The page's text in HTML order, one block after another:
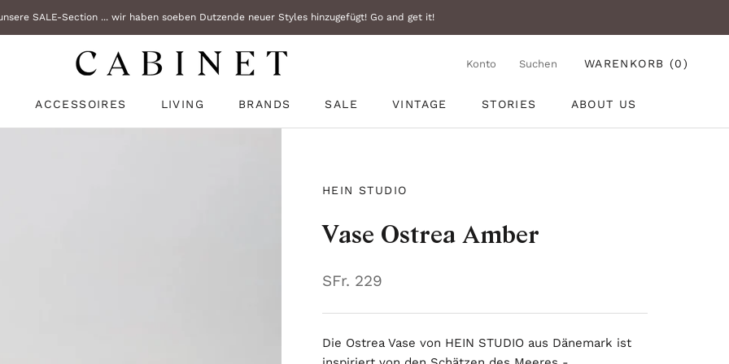
SALE-Section ... wir haben soeben Dutzende neuer Styles hinzugefügt! Go and get it!
ACCESSOIRES LIVING BRANDS
SALE
VINTAGE
STORIES
ABOUT US
Konto Suchen WARENKORB (0)
HEIN STUDIO
Vase Ostrea Amber
SFr. 229
Die Ostrea Vase von HEIN STUDIO aus Dänemark ist